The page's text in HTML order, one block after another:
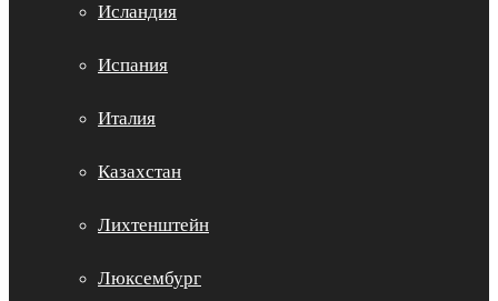
Исландия
Испания
Италия
Казахстан
Лихтенштейн
Люксембург